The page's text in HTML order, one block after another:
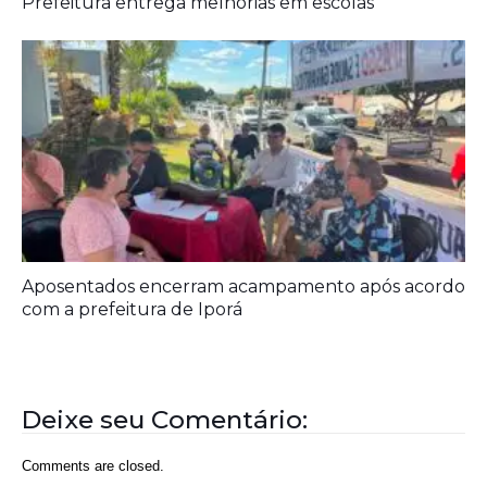
Agora é oficial
Prefeitura entrega melhorias em escolas